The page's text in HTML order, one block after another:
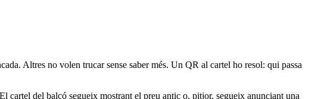
Altres no volen trucar sense saber més. Un QR al cartel ho resol: qui passa
cartel del balcó segueix mostrant el preu antic o, pitjor, segueix anunciant una